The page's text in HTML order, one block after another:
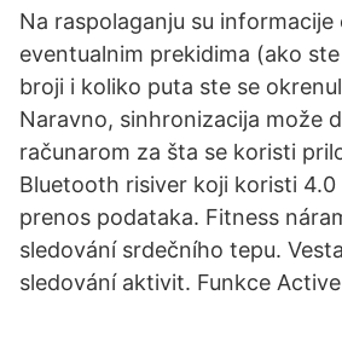
Na raspolaganju su informacije
eventualnim prekidima (ako
broji i koliko puta ste se
Naravno, sinhronizacija može
računarom za šta se koristi
Bluetooth risiver koji koristi
prenos podataka. Fitness
sledování srdečního tepu.
sledování aktivit. Funkce